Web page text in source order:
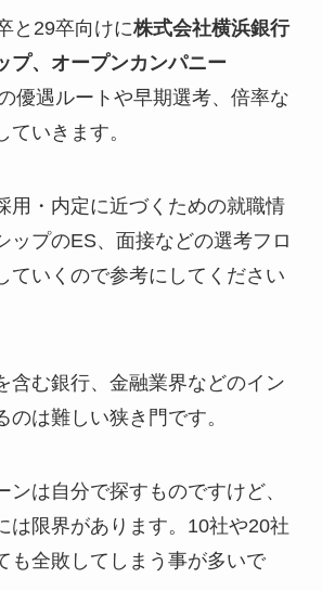
と29卒向けに株式会社横浜銀行
プ、オープンカンパニー
優遇ルートや早期選考、倍率な
ていきます。
用・内定に近づくための就職情
ップのES、面接などの選考フロ
ていくので参考にしてください
含む銀行、金融業界などのイン
のは難しい狭き門です。
ンは自分で探すものですけど、
は限界があります。10社や20社
も全敗してしまう事が多いで